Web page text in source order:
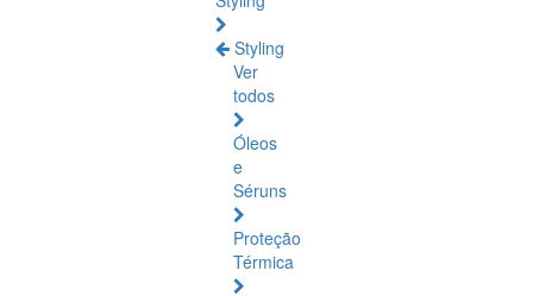
Styling
Ver
todos
Óleos
e
Séruns
Proteção
Térmica